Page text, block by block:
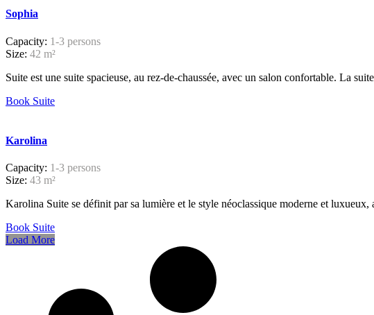
Sophia
Capacity: 1-3 persons
Size: 42 m²
Suite est une suite spacieuse, au rez-de-chaussée, avec un salon confortable. La
Book Suite
Karolina
Capacity: 1-3 persons
Size: 43 m²
Karolina Suite se définit par sa lumière et le style néoclassique moderne et
Book Suite
Load More